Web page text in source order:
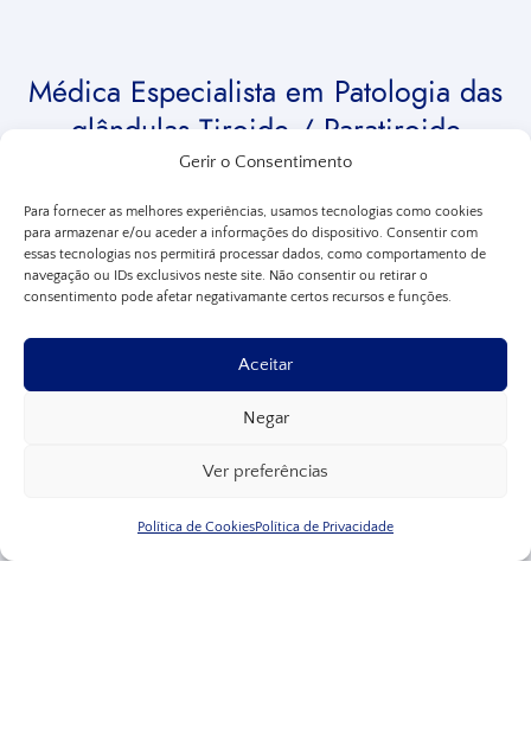
Gerir o Consentimento
Para fornecer as melhores experiências, usamos tecnologias como cookies
para armazenar e/ou aceder a informações do dispositivo. Consentir com
essas tecnologias nos permitirá processar dados, como comportamento de
navegação ou IDs exclusivos neste site. Não consentir ou retirar o
consentimento pode afetar negativamante certos recursos e funções.
Aceitar
Negar
Ver preferências
Política de CookiesPolítica de Privacidade
Médica Especialista em Patologia das
glândulas Tiroide / Paratiroide
É licenciada em Medicina com especialidade em
Endocrinologia e Nutrição.
Detém o grau de Consultor em Endocrinologia e
É investigadora em projetos de investigação clínica,
nacionais e internacionais.
Autora e coautora de artigos científicos publicados
É membro de várias sociedades científicas nacionais
e internacionais da área da Endocrinologia, Diabetes